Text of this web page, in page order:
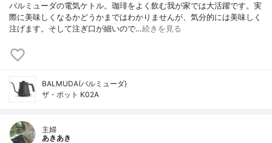
バルミューダの電気ケトル。珈琲をよく飲む我が家では大活躍です。実
際に美味しくなるかどうかまではわかりませんが、気分的には美味しく
注げます。そして注ぎ口が細いので…続きを見る
BALMUDA(バルミューダ)
ザ・ポット K02A
主婦
あきあき